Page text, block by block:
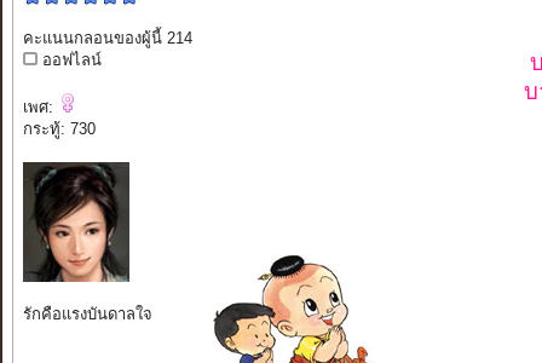
คะแนนกลอนของผู้นี้ 214
ออฟไลน์
เพศ:
กระทู้: 730
รักคือแรงบันดาลใจ
บ